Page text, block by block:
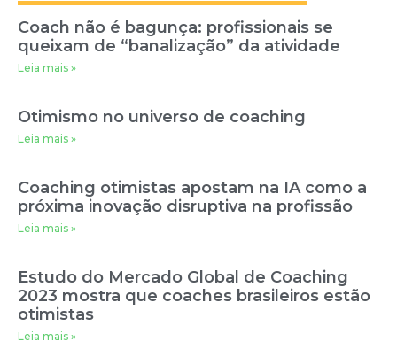
Coach não é bagunça: profissionais se
queixam de “banalização” da atividade
Leia mais »
Otimismo no universo de coaching
Leia mais »
Coaching otimistas apostam na IA como a
próxima inovação disruptiva na profissão
Leia mais »
Estudo do Mercado Global de Coaching
2023 mostra que coaches brasileiros estão
otimistas
Leia mais »